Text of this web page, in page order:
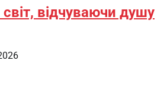
відчуваючи душу